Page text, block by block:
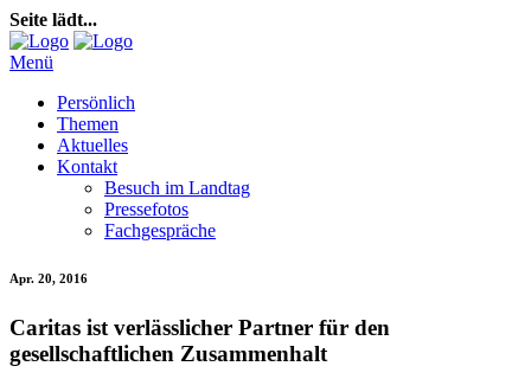
Seite lädt...
Menü
Persönlich
Themen
Aktuelles
Kontakt
Besuch im Landtag
Pressefotos
Fachgespräche
Apr. 20, 2016
Caritas ist verlässlicher Partner für den
gesellschaftlichen Zusammenhalt